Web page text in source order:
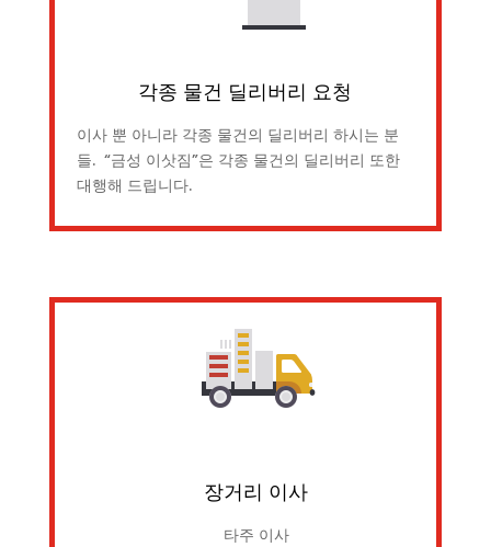
각종 물건 딜리버리 요청
이사 뿐 아니라 각종 물건의 딜리버리 하시는 분
들. “금성 이삿짐”은 각종 물건의 딜리버리 또한
대행해 드립니다.
장거리 이사
타주 이사